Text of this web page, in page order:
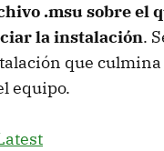
.msu sobre el
la instalación.
que culmina
equipo.